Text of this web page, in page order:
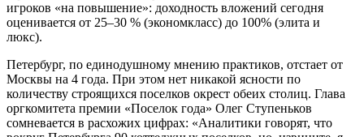
игроков «на повышение»: доходность вложений сегодня
оценивается от 25–30 % (эконом­класс) до 100% (элита и
люкс).
Петербург, по единодушному мнению практиков, отстает от
Москвы на 4 года. При этом нет никакой ясности по
количеству строящихся поселков окрест обеих столиц. Глава
оргкомитета премии «Поселок года» Олег Ступеньков
сомневается в расхожих цифрах: «Аналитики говорят, что